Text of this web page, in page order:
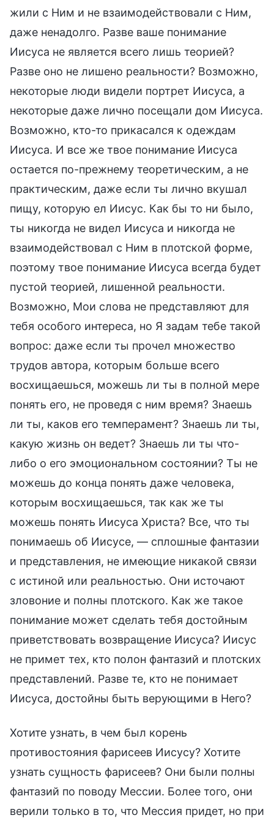
жили с Ним и не взаимодействовали с Ним,
даже ненадолго. Разве ваше понимание
Иисуса не является всего лишь теорией?
Разве оно не лишено реальности? Возможно,
некоторые люди видели портрет Иисуса, а
некоторые даже лично посещали дом Иисуса.
Возможно, кто-то прикасался к одеждам
Иисуса. И все же твое понимание Иисуса
остается по-прежнему теоретическим, а не
практическим, даже если ты лично вкушал
пищу, которую ел Иисус. Как бы то ни было,
ты никогда не видел Иисуса и никогда не
взаимодействовал с Ним в плотской форме,
поэтому твое понимание Иисуса всегда будет
пустой теорией, лишенной реальности.
Возможно, Мои слова не представляют для
тебя особого интереса, но Я задам тебе такой
вопрос: даже если ты прочел множество
трудов автора, которым больше всего
восхищаешься, можешь ли ты в полной мере
понять его, не проведя с ним время? Знаешь
ли ты, каков его темперамент? Знаешь ли ты,
какую жизнь он ведет? Знаешь ли ты что-
либо о его эмоциональном состоянии? Ты не
можешь до конца понять даже человека,
которым восхищаешься, так как же ты
можешь понять Иисуса Христа? Все, что ты
понимаешь об Иисусе, — сплошные фантазии
и представления, не имеющие никакой связи
с истиной или реальностью. Они источают
зловоние и полны плотского. Как же такое
понимание может сделать тебя достойным
приветствовать возвращение Иисуса? Иисус
не примет тех, кто полон фантазий и плотских
представлений. Разве те, кто не понимает
Иисуса, достойны быть верующими в Него?
Хотите узнать, в чем был корень
противостояния фарисеев Иисусу? Хотите
узнать сущность фарисеев? Они были полны
фантазий по поводу Мессии. Более того, они
верили только в то, что Мессия придет, но при